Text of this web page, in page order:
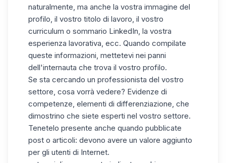
naturalmente, ma anche la vostra immagine del
profilo, il vostro titolo di lavoro, il vostro
curriculum o sommario LinkedIn, la vostra
esperienza lavorativa, ecc. Quando compilate
queste informazioni, mettetevi nei panni
dell'internauta che trova il vostro profilo.
Se sta cercando un professionista del vostro
settore, cosa vorrà vedere? Evidenze di
competenze, elementi di differenziazione, che
dimostrino che siete esperti nel vostro settore.
Tenetelo presente anche quando pubblicate
post o articoli: devono avere un valore aggiunto
per gli utenti di Internet.